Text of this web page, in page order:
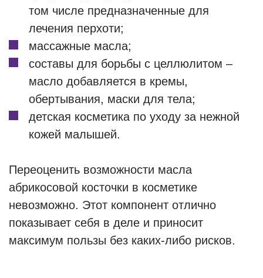
том числе предназначенные для
лечения перхоти;
массажные масла;
составы для борьбы с целлюлитом –
масло добавляется в кремы,
обертывания, маски для тела;
детская косметика по уходу за нежной
кожей малышей.
Переоценить возможности масла
абрикосовой косточки в косметике
невозможно. Этот компонент отлично
показывает себя в деле и приносит
максимум пользы без каких-либо рисков.